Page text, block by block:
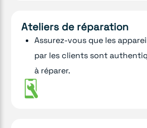
Ateliers de réparation
Assurez-vous que les
par les clients sont
à réparer.